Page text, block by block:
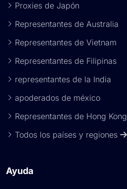
Proxies de Japón
Representantes de Australia
Representantes de Vietnam
Representantes de Filipinas
representantes de la India
apoderados de méxico
Representantes de Hong Kong
Todos los países y regiones
Ayuda